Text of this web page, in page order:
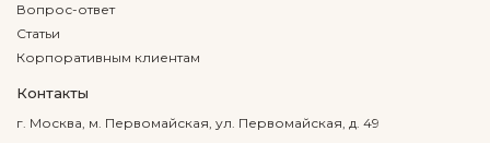
Вопрос-ответ
Статьи
Корпоративным клиентам
Контакты
г. Москва, м. Первомайская, ул. Первомайская, д. 49